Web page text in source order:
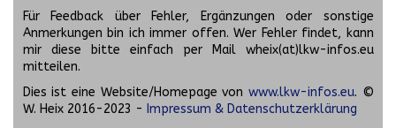
Für Feedback über Fehler, Ergänzungen oder sonstige
Anmerkungen bin ich immer offen. Wer Fehler findet, kann
mir diese bitte einfach per Mail wheix(at)lkw-infos.eu
mitteilen.
Dies ist eine Website/Homepage von www.lkw-infos.eu. ©
W. Heix 2016-2023 - Impressum & Datenschutzerklärung